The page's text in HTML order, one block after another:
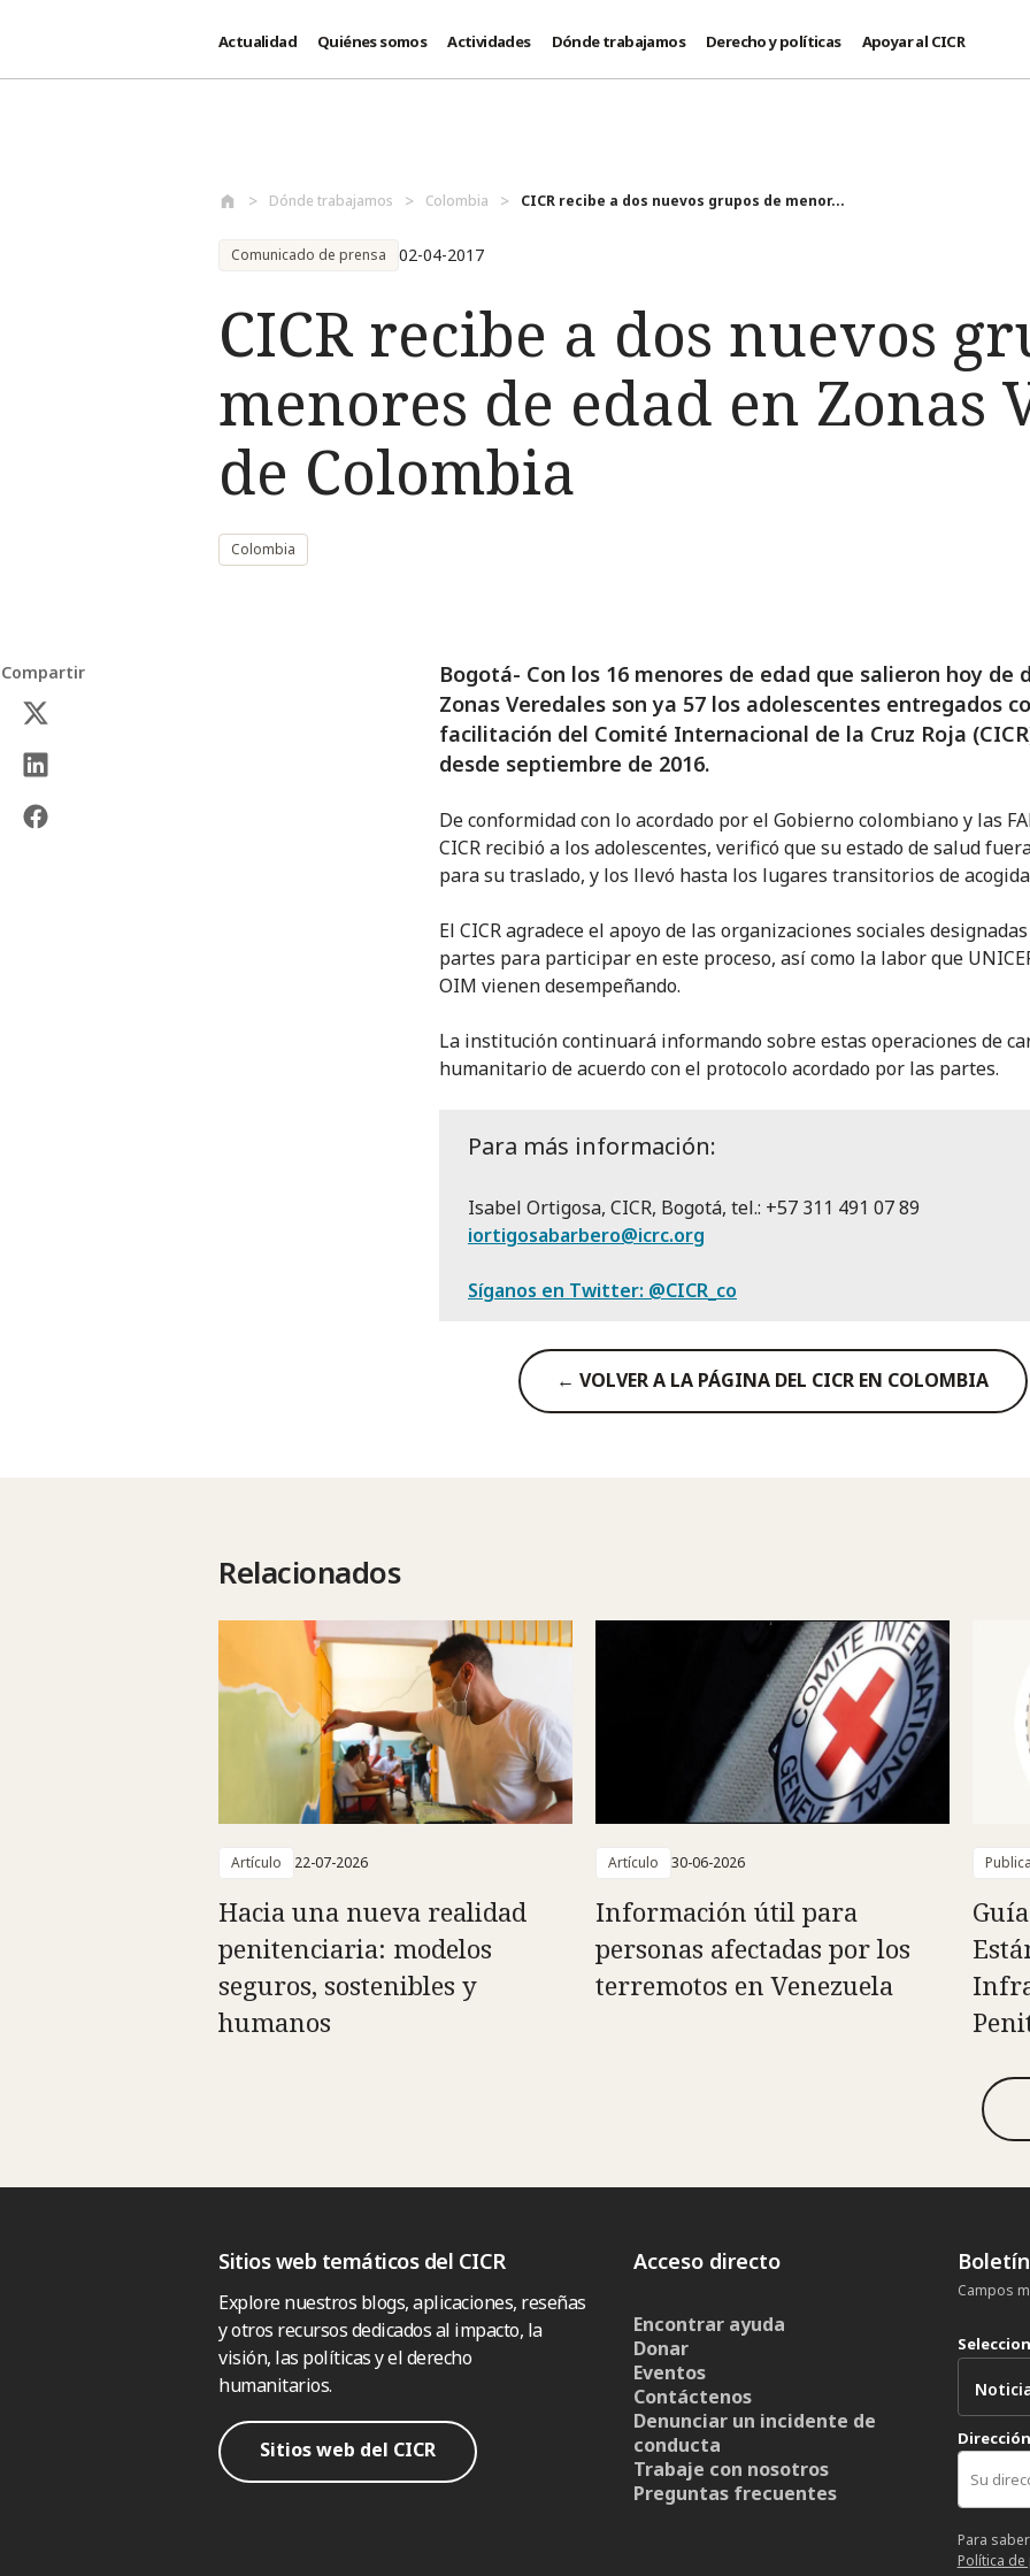
Actualidad Quiénes somos Actividades Dónde trabajamos Derecho y políticas Apoyar al CICR
Dónde trabajamos Colombia CICR recibe a dos nuevos grupos de menor...
Comunicado de prensa 02-04-2017
CICR recibe a dos nuevos
menores de edad en Zonas
de Colombia
Colombia
Compartir
Bogotá- Con los 16 menores de edad que salieron hoy de
Zonas Veredales son ya 57 los adolescentes entregados
facilitación del Comité Internacional de la Cruz Roja
desde septiembre de 2016.
De conformidad con lo acordado por el Gobierno colombiano y las
CICR recibió a los adolescentes, verificó que su estado de salud
para su traslado, y los llevó hasta los lugares transitorios de
El CICR agradece el apoyo de las organizaciones sociales
partes para participar en este proceso, así como la labor que
OIM vienen desempeñando.
La institución continuará informando sobre estas operaciones de
humanitario de acuerdo con el protocolo acordado por las partes.
Para más información:
Isabel Ortigosa, CICR, Bogotá, tel.: +57 311 491 07 89
iortigosabarbero@icrc.org
Síganos en Twitter: @CICR_co
← VOLVER A LA PÁGINA DEL CICR EN COLOMBIA
Relacionados
Artículo 22-07-2026
Hacia una nueva realidad
penitenciaria: modelos
seguros, sostenibles y
humanos
Artículo 30-06-2026
Información útil para
personas afectadas por los
terremotos en Venezuela
Sitios web temáticos del CICR
Explore nuestros blogs, aplicaciones, reseñas
y otros recursos dedicados al impacto, la
visión, las políticas y el derecho
humanitarios.
Sitios web del CICR
Acceso directo
Encontrar ayuda
Donar
Eventos
Contáctenos
Denunciar un incidente de
conducta
Trabaje con nosotros
Preguntas frecuentes
Campos
Para
Política